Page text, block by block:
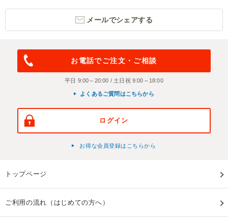
メールでシェアする
お電話でご注文・ご相談
平日 9:00～20:00 / 土日祝 9:00～18:00
よくあるご質問はこちらから
ログイン
お得な会員登録はこちらから
トップページ
ご利用の流れ（はじめての方へ）